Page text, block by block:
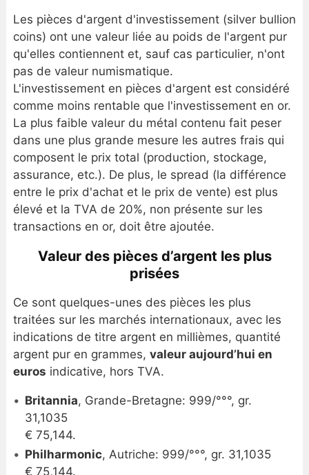
Les pièces d'argent d'investissement (silver bullion
coins) ont une valeur liée au poids de l'argent pur
qu'elles contiennent et, sauf cas particulier, n'ont
pas de valeur numismatique.
L'investissement en pièces d'argent est considéré
comme moins rentable que l'investissement en or.
La plus faible valeur du métal contenu fait peser
dans une plus grande mesure les autres frais qui
composent le prix total (production, stockage,
assurance, etc.). De plus, le spread (la différence
entre le prix d'achat et le prix de vente) est plus
élevé et la TVA de 20%, non présente sur les
transactions en or, doit être ajoutée.
Valeur des pièces d’argent les plus
prisées
Ce sont quelques-unes des pièces les plus
traitées sur les marchés internationaux, avec les
indications de titre argent en millièmes, quantité
argent pur en grammes, valeur aujourd’hui en
euros indicative, hors TVA.
Britannia, Grande-Bretagne: 999/°°°, gr.
31,1035
€ 75,144.
Philharmonic, Autriche: 999/°°°, gr. 31,1035
€ 75,144.